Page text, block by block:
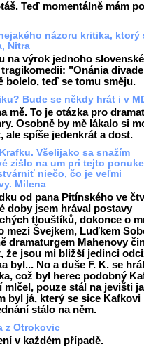
Teď momentálně mám
názoru kritika, ktorý
Nitra
na výrok jednoho
"Onánia
bolelo, teď se tomu směju.
Bude se někdy hrát i v
mě. To je otázka pro
Osobně by mě lákalo si
ale spíše jedenkrát a dost.
Všelijako sa snažím
zišlo na um pri tejto
niečo, čo je veľmi
Milena
od pana Pitínského ve
doby jsem hrával postavy
tlouštíků, dokonce o
mezi Švejkem, Luďkem
dramaturgem Mahenovy
že jsou mi bližší jedinci
byl... No a duše F. K. se
což byl herec podobný
pouze stál na jevišti
byl já, který se sice Kafkovi
stálo na něm.
z Otrokovic
v každém případě.